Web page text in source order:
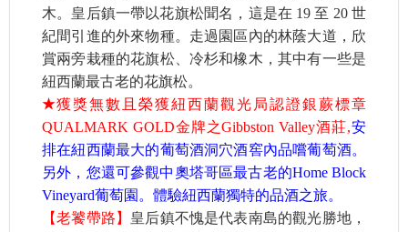
木。皇后鎮一帶以花旗松聞名，這是在 19 至 20 世
紀間引進的外來物種。走過園區內的林蔭大道，欣
賞兩旁栽種的花旗松、冷杉和橡木，其中有一些是
紐西蘭最古老的花旗松。
★獲獎無數且榮獲紐西蘭觀光局認證銀蕨標章
QUALMARK GOLD金牌之Gibbston Valley酒莊,安
排在紐西蘭最大的葡萄酒洞穴酒窖內品嚐葡萄酒。
另外，您還可參觀中奧塔哥區最古老的Home Block
Vineyard葡萄園。體驗紐西蘭獨特的品酒之旅。
【老饕帶路】 皇后鎮不愧是代表南島的觀光勝地，